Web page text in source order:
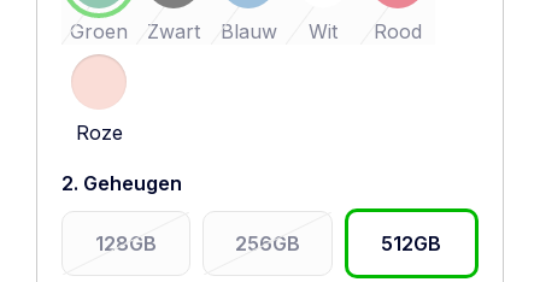
Groen Zwart Blauw Wit Rood
Roze
2. Geheugen
128GB 256GB 512GB